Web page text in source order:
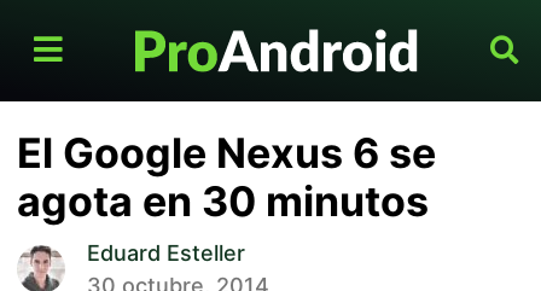
El Google Nexus 6 se
agota en 30 minutos
Eduard Esteller